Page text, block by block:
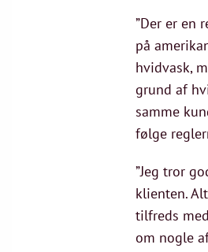
”Der er en
på
hvidvask,
grund af
samme
følge
”Jeg tror
klienten.
tilfreds
om nogle